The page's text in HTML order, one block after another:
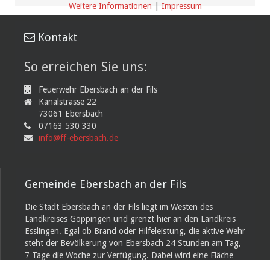
Kontakt
So erreichen Sie uns:
Feuerwehr Ebersbach an der Fils
Kanalstrasse 22
73061 Ebersbach
07163 530 330
info@ff-ebersbach.de
Gemeinde Ebersbach an der Fils
Die Stadt Ebersbach an der Fils liegt im Westen des
Landkreises Göppingen und grenzt hier an den Landkreis
Esslingen. Egal ob Brand oder Hilfeleistung, die aktive Wehr
steht der Bevölkerung von Ebersbach 24 Stunden am Tag,
7 Tage die Woche zur Verfügung. Dabei wird eine Fläche
Weitere Informationen | Impressum